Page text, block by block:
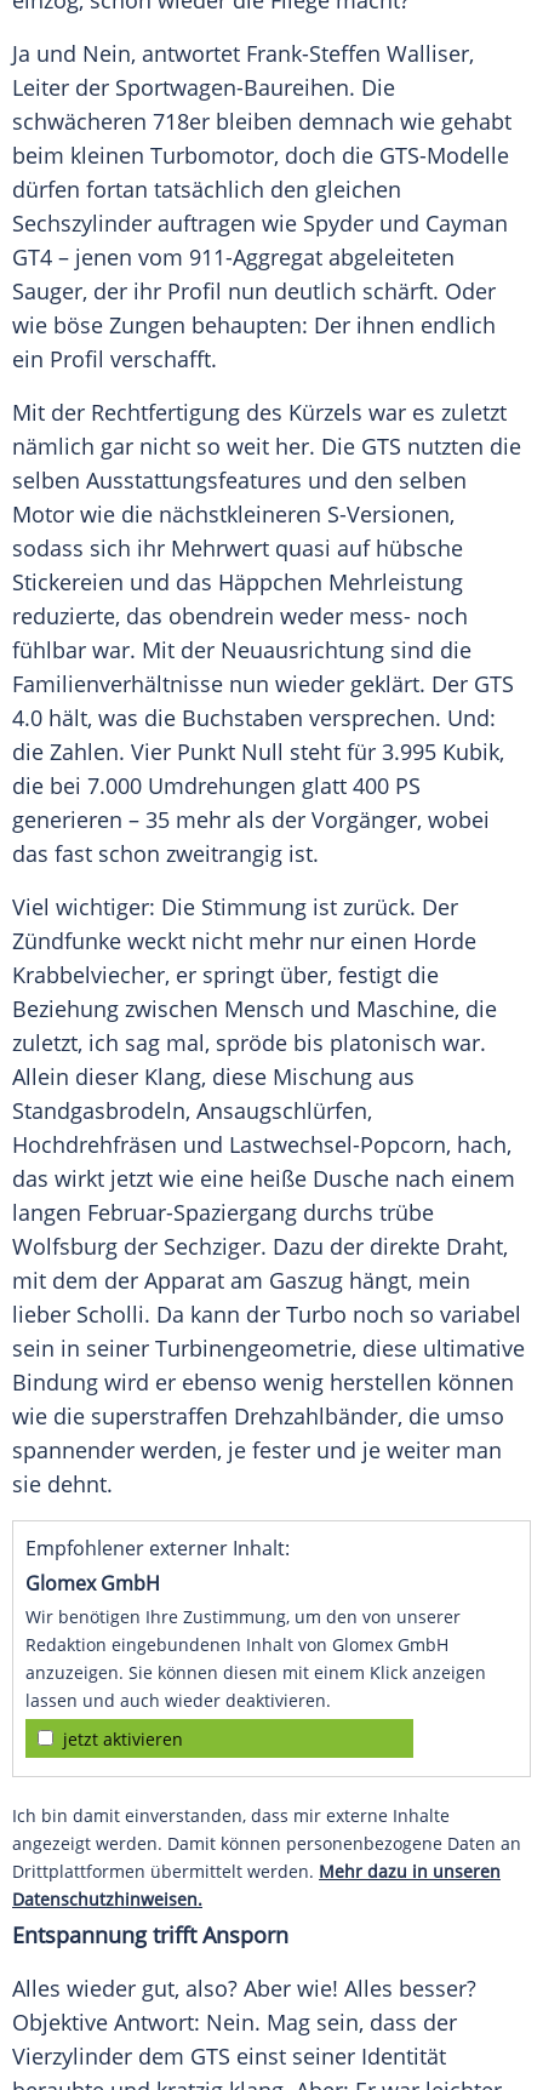
Ja und Nein, antwortet Frank-Steffen Walliser,
Leiter der Sportwagen-Baureihen. Die
schwächeren 718er bleiben demnach wie gehabt
beim kleinen Turbomotor, doch die GTS-Modelle
dürfen fortan tatsächlich den gleichen
Sechszylinder auftragen wie Spyder und Cayman
GT4 – jenen vom 911-Aggregat abgeleiteten
Sauger, der ihr Profil nun deutlich schärft. Oder
wie böse Zungen behaupten: Der ihnen endlich
ein Profil verschafft.
Mit der Rechtfertigung des Kürzels war es zuletzt
nämlich gar nicht so weit her. Die GTS nutzten die
selben Ausstattungsfeatures und den selben
Motor wie die nächstkleineren S-Versionen,
sodass sich ihr Mehrwert quasi auf hübsche
Stickereien und das Häppchen Mehrleistung
reduzierte, das obendrein weder mess- noch
fühlbar war. Mit der Neuausrichtung sind die
Familienverhältnisse nun wieder geklärt. Der GTS
4.0 hält, was die Buchstaben versprechen. Und:
die Zahlen. Vier Punkt Null steht für 3.995 Kubik,
die bei 7.000 Umdrehungen glatt 400 PS
generieren – 35 mehr als der Vorgänger, wobei
das fast schon zweitrangig ist.
Viel wichtiger: Die Stimmung ist zurück. Der
Zündfunke weckt nicht mehr nur einen Horde
Krabbelviecher, er springt über, festigt die
Beziehung zwischen Mensch und Maschine, die
zuletzt, ich sag mal, spröde bis platonisch war.
Allein dieser Klang, diese Mischung aus
Standgasbrodeln, Ansaugschlürfen,
Hochdrehfräsen und Lastwechsel-Popcorn, hach,
das wirkt jetzt wie eine heiße Dusche nach einem
langen Februar-Spaziergang durchs trübe
Wolfsburg der Sechziger. Dazu der direkte Draht,
mit dem der Apparat am Gaszug hängt, mein
lieber Scholli. Da kann der Turbo noch so variabel
sein in seiner Turbinengeometrie, diese ultimative
Bindung wird er ebenso wenig herstellen können
wie die superstraffen Drehzahlbänder, die umso
spannender werden, je fester und je weiter man
sie dehnt.
Empfohlener externer Inhalt:
Glomex GmbH
Wir benötigen Ihre Zustimmung, um den von unserer
Redaktion eingebundenen Inhalt von Glomex GmbH
anzuzeigen. Sie können diesen mit einem Klick anzeigen
lassen und auch wieder deaktivieren.
jetzt aktivieren
Ich bin damit einverstanden, dass mir externe Inhalte
angezeigt werden. Damit können personenbezogene Daten an
Drittplattformen übermittelt werden. Mehr dazu in unseren
Datenschutzhinweisen.
Entspannung trifft Ansporn
Alles wieder gut, also? Aber wie! Alles besser?
Objektive Antwort: Nein. Mag sein, dass der
Vierzylinder dem GTS einst seiner Identität